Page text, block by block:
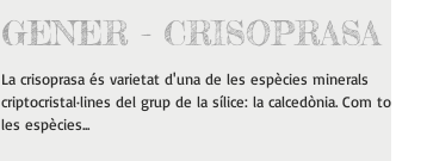
GENER - CRISOPRASA
La crisoprasa és varietat d'una de les espècies minerals
criptocristal·lines del grup de la sílice: la calcedònia. Com totes
les espècies...